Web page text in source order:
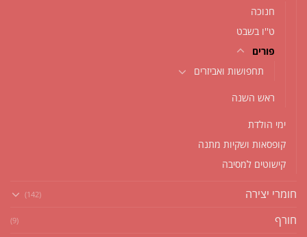
חנוכה
ט''ו בשבט
פורים
תחפושות ואביזרים
ראש השנה
ימי הולדת
קופסאות ושקיות מתנה
קישוטים למסיבה
חומרי יצירה (142)
חורף (9)